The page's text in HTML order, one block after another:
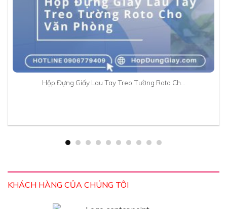
Hộp Đựng Giấy Lau Tay Treo Tường Roto Ch…
KHÁCH HÀNG CỦA CHÚNG TÔI